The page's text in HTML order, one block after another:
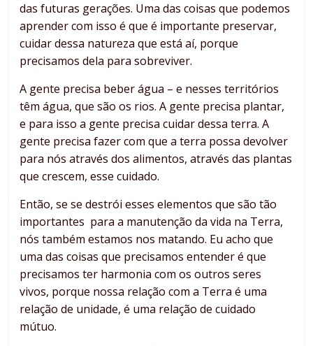
das futuras gerações. Uma das coisas que podemos
aprender com isso é que é importante preservar,
cuidar dessa natureza que está aí, porque
precisamos dela para sobreviver.
A gente precisa beber água – e nesses territórios
têm água, que são os rios. A gente precisa plantar,
e para isso a gente precisa cuidar dessa terra. A
gente precisa fazer com que a terra possa devolver
para nós através dos alimentos, através das plantas
que crescem, esse cuidado.
Então, se se destrói esses elementos que são tão
importantes para a manutenção da vida na Terra,
nós também estamos nos matando. Eu acho que
uma das coisas que precisamos entender é que
precisamos ter harmonia com os outros seres
vivos, porque nossa relação com a Terra é uma
relação de unidade, é uma relação de cuidado
mútuo.